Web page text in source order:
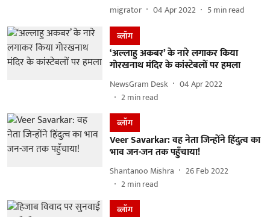
migrator 04 Apr 2022 5min read
ब्लॉग
‘अल्लाहु अकबर’ के नारे लगाकर किया
गोरखनाथ मंदिर के कांस्टेबलों पर हमला
NewsGram Desk
04 Apr 2022
2min read
ब्लॉग
Veer Savarkar: वह नेता जिन्होंने हिंदुत्व का
भाव जन-जन तक पहुँचाया!
Shantanoo Mishra
26 Feb 2022
2min read
ब्लॉग